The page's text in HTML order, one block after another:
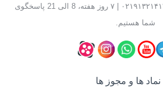
برای نوع خاصی از پیچ ها مناسب
آلن بکس ها عبارت اند از:
| ۷ روز هفته، 8 الی 21 پاسخگوی
شما هستیم.
نماد ها و مجوز ها